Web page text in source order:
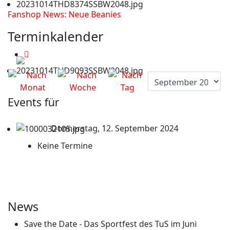
Fanshop News: Neue Beanies
Terminkalender
Events für
Donnerstag, 12. September 2024
Keine Termine
News
Save the Date - Das Sportfest des TuS im Juni